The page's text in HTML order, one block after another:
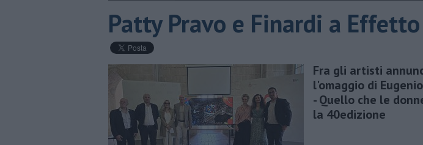
Patty Pravo e Finardi a
Fra gli artisti
l'omaggio di
- Quello che le
la 40edizione